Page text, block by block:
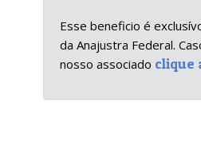
Esse beneficio é
da Anajustra Federal.
nosso associado clique